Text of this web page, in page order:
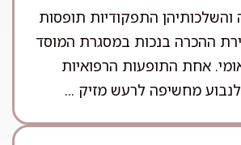
והשלכותיהן התפקודיות תופסות
ההכרה בנכות במסגרת המוסד
אחת התופעות הרפואיות
מחשיפה לרעש מזיק ...